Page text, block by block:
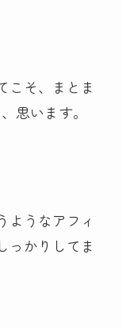
こそ、まとま
思います。
ようなアフィ
っかりしてま